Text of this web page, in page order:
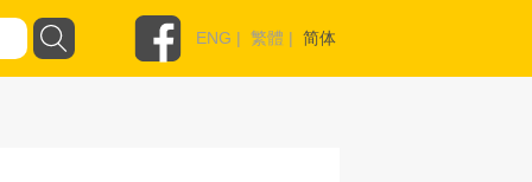
ENG | 繁體 | 简体